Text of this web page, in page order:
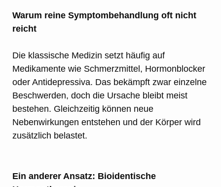
Warum reine Symptombehandlung oft nicht
reicht
Die klassische Medizin setzt häufig auf
Medikamente wie Schmerzmittel, Hormonblocker
oder Antidepressiva. Das bekämpft zwar einzelne
Beschwerden, doch die Ursache bleibt meist
bestehen. Gleichzeitig können neue
Nebenwirkungen entstehen und der Körper wird
zusätzlich belastet.
Ein anderer Ansatz: Bioidentische